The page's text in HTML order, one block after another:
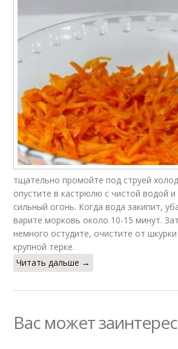
Салат с белковой
икрой
Салат с крабовыми
палочками
тщательно промойте под струей
опустите в кастрюлю с чистой водой и
сильный огонь. Когда вода закипит,
варите морковь около 10-15 минут.
немного остудите, очистите от
крупной терке.
Читать дальше →
Вас может